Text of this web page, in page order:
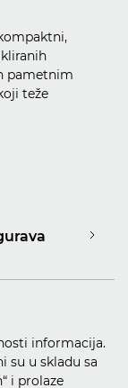
pametnim
teže
informacija.
su u skladu sa
i prolaze